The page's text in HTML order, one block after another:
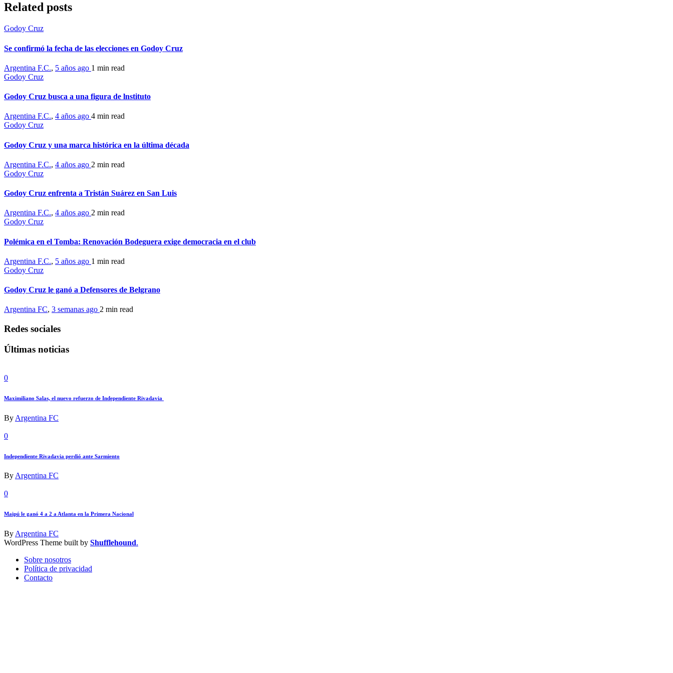
Related posts
Godoy Cruz
Se confirmó la fecha de las elecciones en Godoy Cruz
Argentina F.C., 5 años ago 1 min read
Godoy Cruz
Godoy Cruz busca a una figura de lnstituto
Argentina F.C., 4 años ago 4 min read
Godoy Cruz
Godoy Cruz y una marca histórica en la última década
Argentina F.C., 4 años ago 2 min read
Godoy Cruz
Godoy Cruz enfrenta a Tristán Suárez en San Luis
Argentina F.C., 4 años ago 2 min read
Godoy Cruz
Polémica en el Tomba: Renovación Bodeguera exige democracia en el club
Argentina F.C., 5 años ago 1 min read
Godoy Cruz
Godoy Cruz le ganó a Defensores de Belgrano
Argentina FC, 3 semanas ago 2 min read
Redes sociales
Últimas noticias
0
Maximiliano Salas, el nuevo refuerzo de Independiente Rivadavia
By Argentina FC
0
Independiente Rivadavia perdió ante Sarmiento
ByArgentina FC
0
Maipú le ganó 4 a 2 a Atlanta en la Primera Nacional
ByArgentina FC
WordPress Theme built by Shufflehound.
Sobre nosotros
Política de privacidad
Contacto